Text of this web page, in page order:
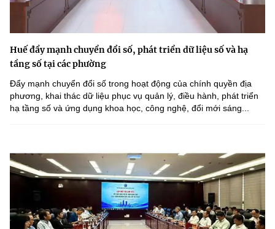
Huế đẩy mạnh chuyển đổi số, phát triển dữ liệu số và hạ
tầng số tại các phường
Đẩy mạnh chuyển đổi số trong hoạt động của chính quyền địa
phương, khai thác dữ liệu phục vụ quản lý, điều hành, phát triển
hạ tầng số và ứng dụng khoa học, công nghệ, đổi mới sáng...